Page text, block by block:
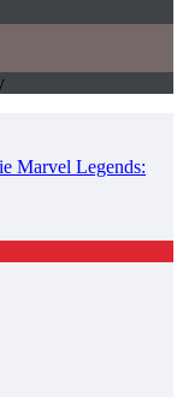
Marvel Legends: